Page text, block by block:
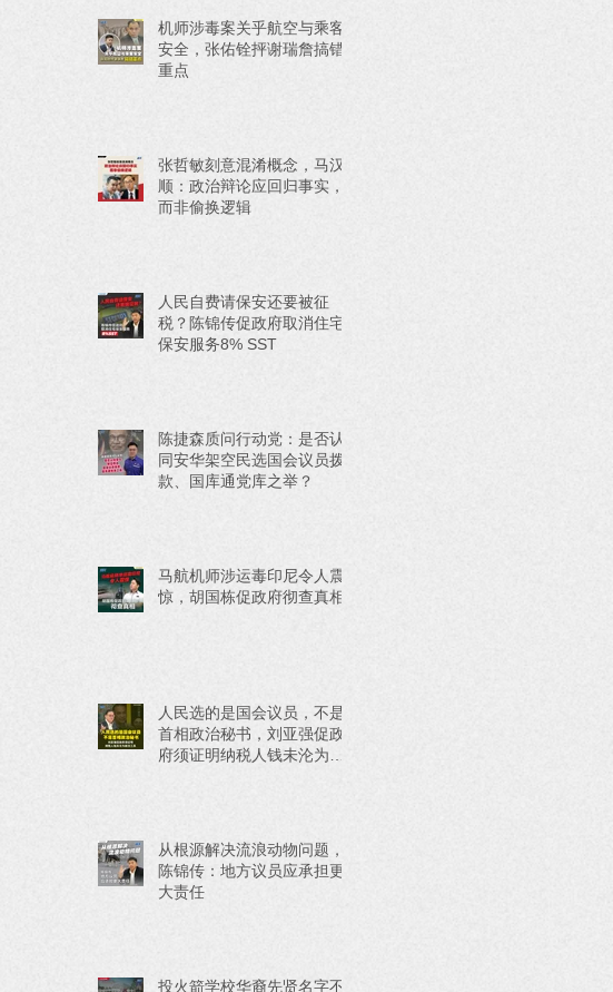
机师涉毒案关乎航空与乘客
安全，张佑铨抨谢瑞詹搞错
重点
张哲敏刻意混淆概念，马汉
顺：政治辩论应回归事实，
而非偷换逻辑
人民自费请保安还要被征
税？陈锦传促政府取消住宅
保安服务8% SST
陈捷森质问行动党：是否认
同安华架空民选国会议员拨
款、国库通党库之举？
马航机师涉运毒印尼令人震
惊，胡国栋促政府彻查真相
人民选的是国会议员，不是
首相政治秘书，刘亚强促政
府须证明纳税人钱未沦为政
从根源解决流浪动物问题，
陈锦传：地方议员应承担更
大责任
投火箭学校华裔先贤名字不